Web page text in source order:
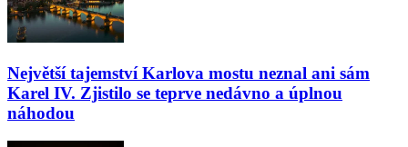
Největší tajemství Karlova mostu neznal ani sám
Karel IV. Zjistilo se teprve nedávno a úplnou
náhodou